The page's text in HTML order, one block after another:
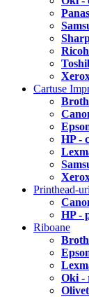
Cartuse
HP -
Printhead-uri
HP -
Riboane
Oki -